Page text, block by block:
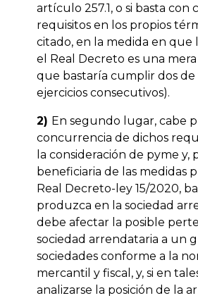
artículo 257.1, o si basta con
requisitos en los propios
citado, en la medida en que
el Real Decreto es una
que bastaría cumplir dos
ejercicios consecutivos).
2) En segundo lugar, cabe
concurrencia de dichos
la consideración de pyme y,
beneficiaria de las medidas
Real Decreto-ley 15/2020,
produzca en la sociedad
debe afectar la posible
sociedad arrendataria a un
sociedades conforme a la
mercantil y fiscal, y, si en
analizarse la posición de la